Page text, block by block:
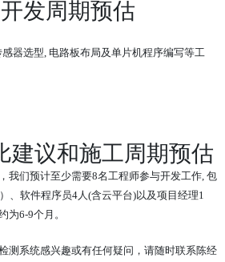
发周期预估
器选型, 电路板布局及单片机程序编写等工
建议和施工周期预估
我们预计至少需要8名工程师参与开发工作, 包
、软件程序员4人(含云平台)以及项目经理1
为6-9个月。
测系统感兴趣或有任何疑问，请随时联系陈经